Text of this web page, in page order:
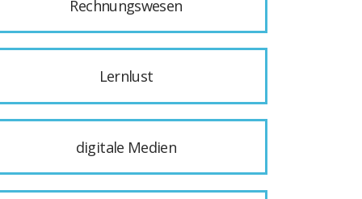
Rechnungswesen
Lernlust
digitale Medien